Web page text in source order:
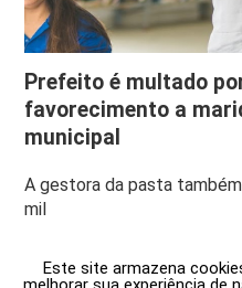
Prefeito é multado
favorecimento a
municipal
A gestora da pasta
mil
Este site armazena